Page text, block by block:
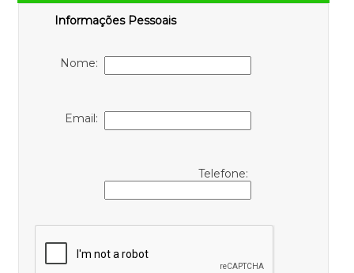
Informações Pessoais
Nome:
Email:
Telefone: